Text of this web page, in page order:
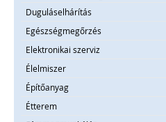
Duguláselhárítás
Egészségmegőrzés
Elektronikai szerviz
Élelmiszer
Építőanyag
Étterem